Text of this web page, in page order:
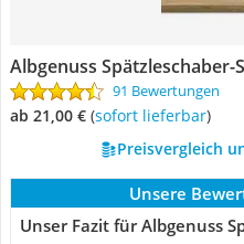
Albgenuss Spätzleschaber-
91 Bewertungen
ab 21,00 € ( Sofort lieferbar)
Preisvergleich
Unsere
Unser Fazit für Albgenuss